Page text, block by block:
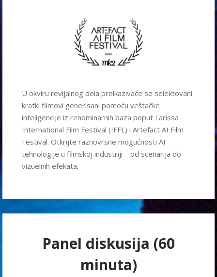
U okviru revijalnog dela preikazivaće se selektovani
kratki filmovi generisani pomoću veštačke
inteligencije iz renominarnih baza poput Larissa
International Film Festival (IFFL) i Artefact AI Film
Festival. Otkrijte raznovrsne mogućnosti AI
tehnologije u filmskoj industriji – od scenarija do
vizuelnih efekata.
Panel diskusija (60
minuta)